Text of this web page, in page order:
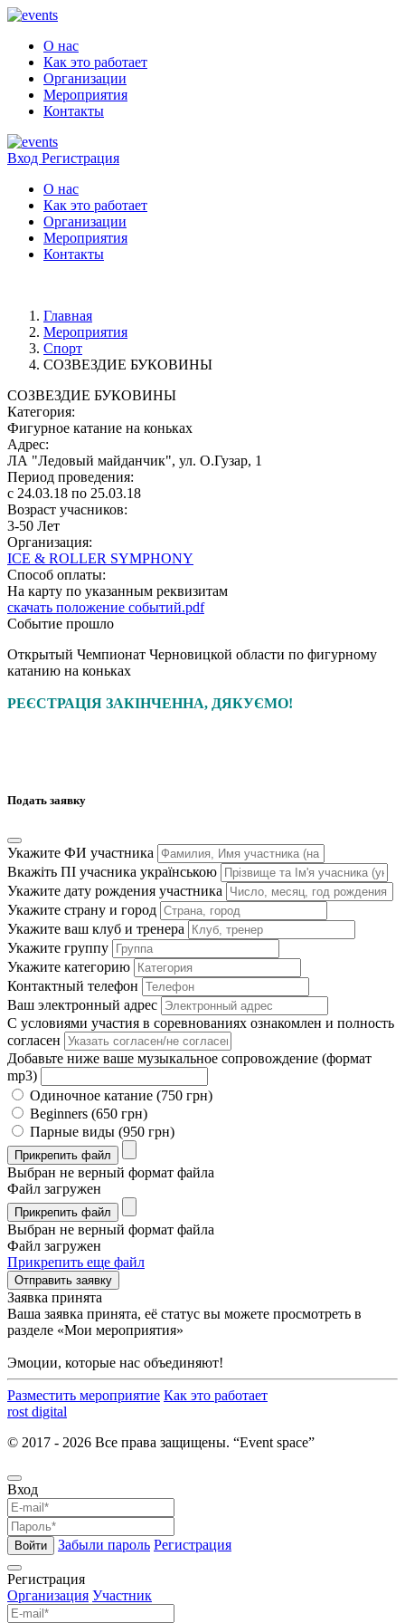
О нас
Как это работает
Организации
Мероприятия
Контакты
Вход Регистрация
О нас
Как это работает
Организации
Мероприятия
Контакты
Главная
Мероприятия
Спорт
СОЗВЕЗДИЕ БУКОВИНЫ
СОЗВЕЗДИЕ БУКОВИНЫ
Категория:
Фигурное катание на коньках
Адрес:
ЛА "Ледовый майданчик", ул. О.Гузар, 1
Период проведения:
c 24.03.18 по 25.03.18
Возраст учасников:
3-50 Лет
Организация:
ICE & ROLLER SYMPHONY
Способ оплаты:
На карту по указанным реквизитам
скачать положение событий.pdf
Событие прошло
Открытый Чемпионат Черновицкой области по фигурному
катанию на коньках
РЕЄСТРАЦІЯ ЗАКІНЧЕННА, ДЯКУЄМО!
Подать заявку
Укажите ФИ участника
Вкажіть ПІ учасника українською
Укажите дату рождения участника
Укажите страну и город
Укажите ваш клуб и тренера
Укажите группу
Укажите категорию
Контактный телефон
Ваш электронный адрес
С условиями участия в соревнованиях ознакомлен и полность
согласен
Добавьте ниже ваше музыкальное сопровождение (формат
mp3)
Одиночное катание (750 грн)
Beginners (650 грн)
Парные виды (950 грн)
Прикрепить файл
Выбран не верный формат файла
Файл загружен
Прикрепить файл
Выбран не верный формат файла
Файл загружен
Прикрепить еще файл
Отправить заявку
Заявка принята
Ваша заявка принята, её статус вы можете просмотреть в
разделе «Мои мероприятия»
Эмоции, которые нас объединяют!
Разместить мероприятие Как это работает
rost digital
© 2017 - 2026 Все права защищены. “Event space”
Вход
Войти Забыли пароль Регистрация
Регистрация
Организация Участник